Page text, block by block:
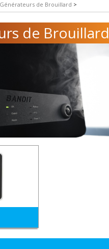
Générateurs de Brouillard
de Brouillard